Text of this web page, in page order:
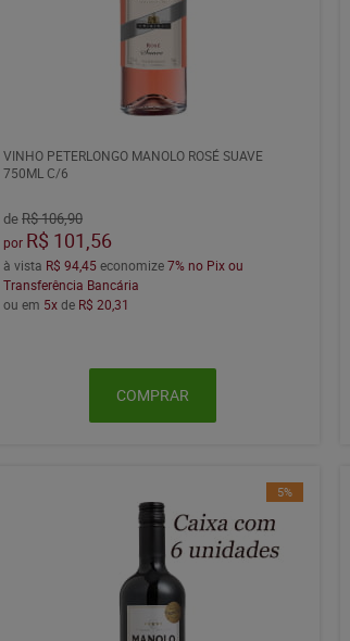
VINHO PETERLONGO MANOLO ROSÉ SUAVE
750ML C/6
deR$ 106,90
por R$ 101,56
à vista R$ 94,45economize7% no Pix ou
Transferência Bancária
ou em 5xde R$ 20,31
COMPRAR
5%